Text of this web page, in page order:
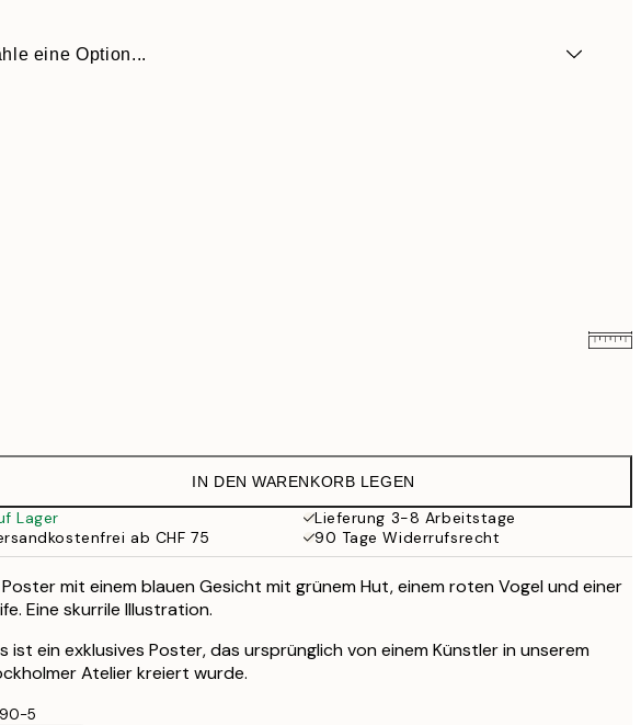
eine Option...
CHF 59.95
CHF 141
IN DEN WARENKORB LEGEN
Lager
Lieferung 3-8 Arbeitstage
ab CHF 75
90 Tage Widerrufsrecht
Poster mit einem blauen Gesicht mit grünem Hut, einem roten Vogel und einer
Eine skurrile Illustration.
ist ein exklusives Poster, das ursprünglich von einem Künstler in unserem
Atelier kreiert wurde.
5